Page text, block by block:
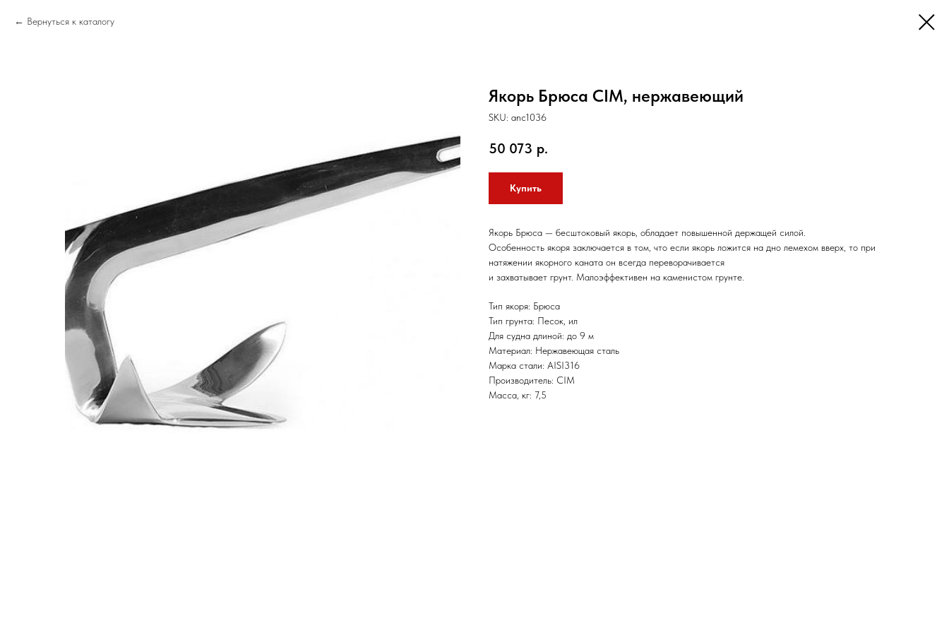
Вернуться к каталогу
Якорь Брюса CIM, нержавеющий
SKU: anc1036
50 073 р.
Купить
Якорь Брюса — бесштоковый якорь, обладает повышенной держащей силой.
Особенность якоря заключается в том, что если якорь ложится на дно лемехом вверх, то при
натяжении якорного каната он всегда переворачивается
и захватывает грунт. Малоэффективен на каменистом грунте.
Тип якоря: Брюса
Тип грунта: Песок, ил
Для судна длиной: до 9 м
Материал: Нержавеющая сталь
Марка стали: AISI316
Производитель: CIM
Масса, кг: 7,5